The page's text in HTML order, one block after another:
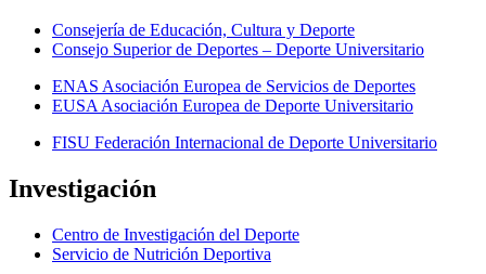
Consejería de Educación, Cultura y Deporte
Consejo Superior de Deportes – Deporte Universitario
ENAS Asociación Europea de Servicios de Deportes
EUSA Asociación Europea de Deporte Universitario
FISU Federación Internacional de Deporte Universitario
Investigación
Centro de Investigación del Deporte
Servicio de Nutrición Deportiva